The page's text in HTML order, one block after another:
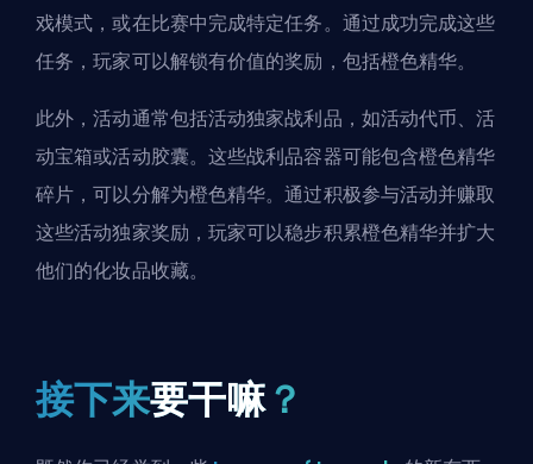
戏模式，或在比赛中完成特定任务。通过成功完成这些
任务，玩家可以解锁有价值的奖励，包括橙色精华。
此外，活动通常包括活动独家战利品，如活动代币、活
动宝箱或活动胶囊。这些战利品容器可能包含橙色精华
碎片，可以分解为橙色精华。通过积极参与活动并赚取
这些活动独家奖励，玩家可以稳步积累橙色精华并扩大
他们的化妆品收藏。
接下来要干嘛？